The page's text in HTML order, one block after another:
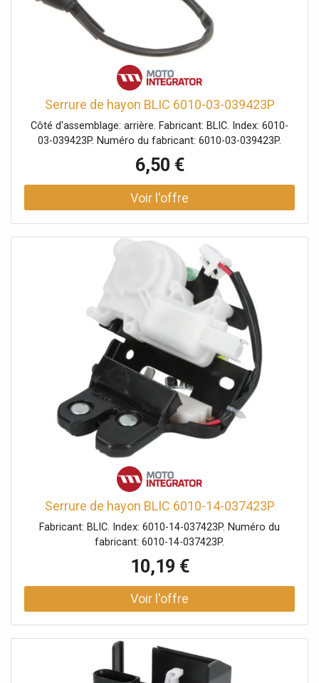
Serrure de hayon BLIC 6010-03-039423P
Côté d'assemblage: arrière. Fabricant: BLIC. Index: 6010-
03-039423P. Numéro du fabricant: 6010-03-039423P.
6,50 €
Serrure de hayon BLIC 6010-14-037423P
Fabricant: BLIC. Index: 6010-14-037423P. Numéro du
fabricant: 6010-14-037423P.
10,19 €